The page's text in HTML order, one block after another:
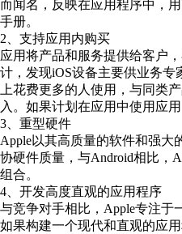
而闻名，反映在应用程序中，
手册。
2、支持应用内购买
应用将产品和服务提供给客户
计，发现iOS设备主要供业务
上花费更多的人使用，与同类
入。如果计划在应用中使用应
3、重型硬件
Apple以其高质量的软件和强大
协硬件质量，与Android相比，
组合。
4、开发高度直观的应用程序
与竞争对手相比，Apple专注于
如果构建一个现代和直观的应